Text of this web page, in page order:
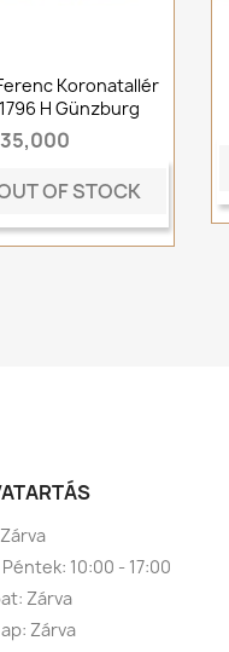
Koronatallér
H Günzburg
OF STOCK
10:00 - 17:00
Zárva
Zárva